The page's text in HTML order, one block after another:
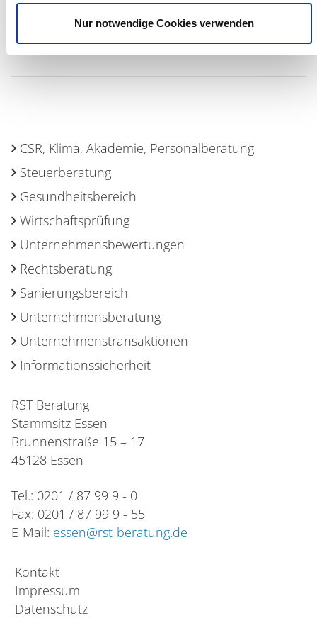
Nur notwendige Cookies verwenden
Vorherige zur Übersicht Nächste
CSR, Klima, Akademie, Personalberatung
Steuerberatung
Gesundheitsbereich
Wirtschaftsprüfung
Unternehmensbewertungen
Rechtsberatung
Sanierungsbereich
Unternehmensberatung
Unternehmenstransaktionen
Informationssicherheit
RST Beratung
Stammsitz Essen
Brunnenstraße 15 – 17
45128 Essen
Tel.: 0201 / 87 99 9 - 0
Fax: 0201 / 87 99 9 - 55
E-Mail: essen@rst-beratung.de
Kontakt
Impressum
Datenschutz